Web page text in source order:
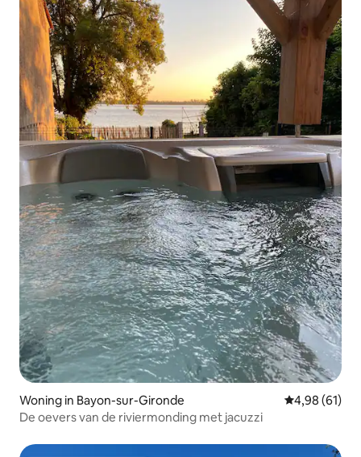
Woning in Bayon-sur-Gironde Gemiddelde
4,98 (61)
De oevers van de riviermonding met jacuzzi